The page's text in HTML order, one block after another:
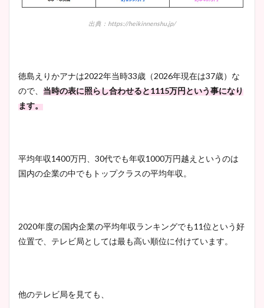
出典：https://heikinnenshu.jp/
徳島えりかアナは2022年当時33歳（2026年現在は37歳）な
ので、 当時の表に照らし合わせると1115万円という事になり
ます。
平均年収1400万円、 30代でも年収1000万円越えというのは
国内の企業の中でもトップクラスの平均年収。
2020年度の国内企業の平均年収ランキングでも11位という好
位置で、テレビ局としては最も高い順位に付けています。
他のテレビ局を見ても、